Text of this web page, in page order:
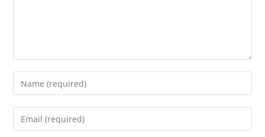
Enter
your
name
Enter
your